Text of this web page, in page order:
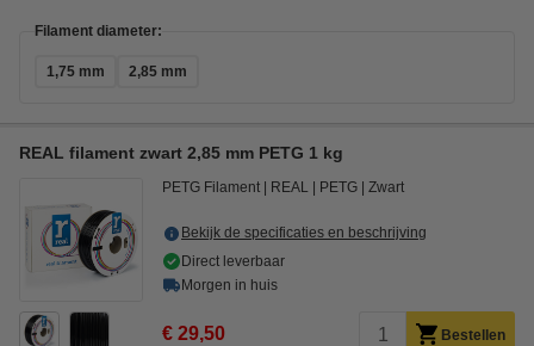
Filament diameter:
1,75 mm 2,85 mm
REAL filament zwart 2,85 mm PETG 1 kg
PETG Filament REAL PETG Zwart
Bekijk de specificaties en beschrijving
Direct leverbaar
Morgen in huis
€ 29,50 Bestellen